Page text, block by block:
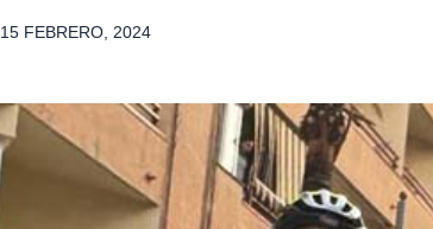
15 FEBRERO, 2024